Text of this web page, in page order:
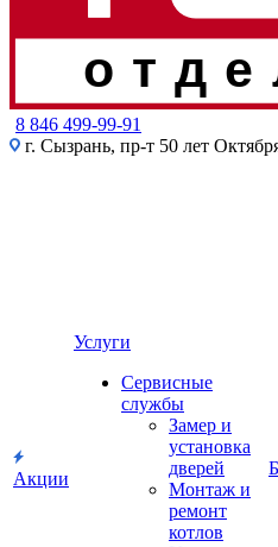
8 846 499-99-91
г. Сызрань, пр-т 50 лет
Акции
Услуги
Сервисные
службы
Замер и
установка
дверей
Монтаж и
ремонт
котлов